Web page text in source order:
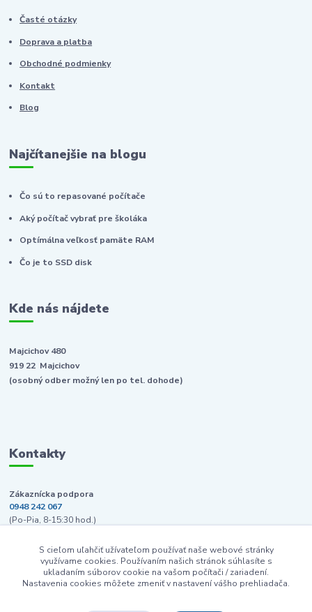
Časté otázky
Doprava a platba
Obchodné podmienky
Kontakt
Blog
Najčítanejšie na blogu
Čo sú to repasované počítače
Aký počítač vybrať pre školáka
Optímálna veľkosť pamäte RAM
Čo je to SSD disk
Kde nás nájdete
Majcichov 480
919 22 Majcichov
(osobný odber možný len po tel. dohode)
Kontakty
Zákaznícka podpora
0948 242 067
(Po-Pia, 8-15:30 hod.)
info@pcpredajna.sk
S cieľom uľahčiť užívateľom používať naše webové stránky
využívame cookies. Používaním našich stránok súhlasíte s
ukladaním súborov cookie na vašom počítači / zariadení.
Nastavenia cookies môžete zmeniť v nastavení vášho prehliadača.